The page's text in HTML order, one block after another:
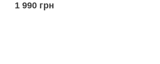
1 990 грн